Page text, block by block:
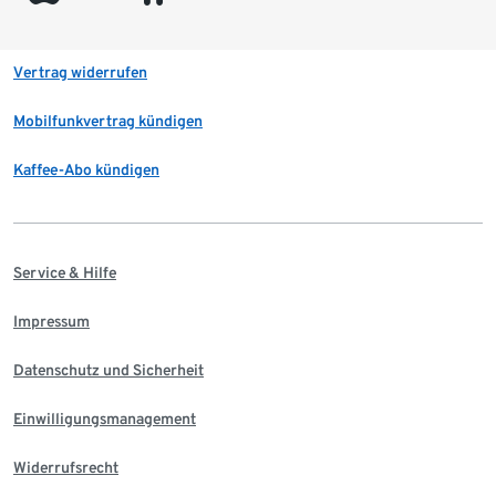
Vertrag widerrufen
Mobilfunkvertrag kündigen
Kaffee-Abo kündigen
Service & Hilfe
Impressum
Datenschutz und Sicherheit
Einwilligungsmanagement
Widerrufsrecht